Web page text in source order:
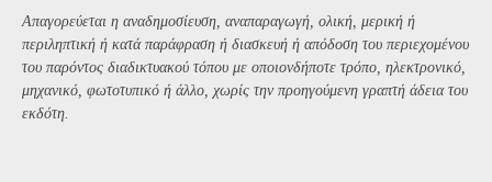
Απαγορεύεται η αναδημοσίευση, αναπαραγωγή, ολική, μερική ή
περιληπτική ή κατά παράφραση ή διασκευή ή απόδοση του περιεχομένου
του παρόντος διαδικτυακού τόπου με οποιονδήποτε τρόπο, ηλεκτρονικό,
μηχανικό, φωτοτυπικό ή άλλο, χωρίς την προηγούμενη γραπτή άδεια του
εκδότη.